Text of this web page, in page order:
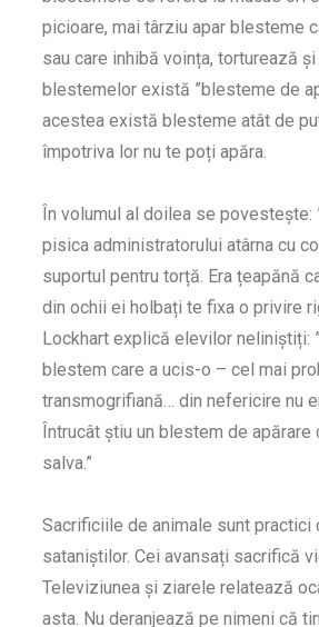
picioare, mai târziu apar blesteme
sau care inhibă voința, torturează
blestemelor există ”blesteme de
acestea există blesteme atât de
împotriva lor nu te poți apăra.
În volumul al doilea se povestește:
pisica administratorului atârna cu
suportul pentru torță. Era țeapănă
din ochii ei holbați te fixa o privire
Lockhart explică elevilor neliniștiți:
blestem care a ucis-o – cel mai
transmogrifiană… din nefericire nu
Întrucât știu un blestem de apărare
salva.”
Sacrificiile de animale sunt practici
sataniștilor. Cei avansați sacrifică
Televiziunea și ziarele relatează
asta. Nu deranjează pe nimeni că